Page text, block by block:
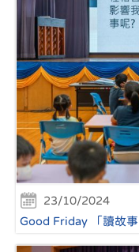
23/10/2024
Good Friday 「讀故事